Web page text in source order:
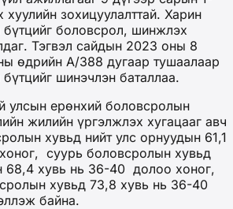
зохицуулалттай. Харин
бүтцийг боловсрол, шинжлэх
Тэгвэл сайдын 2023 оны 8
өдрийн А/388 дугаар тушаалаар
шинэчлэн баталлаа.
улсын ерөнхий боловсролын
жилийн үргэлжлэх хугацааг авч
хувьд нийт улс орнуудын 61,1
суурь боловсролын хувьд
68,4 хувь нь 36-40 долоо хоног,
хувьд 73,8 хувь нь 36-40
байна.